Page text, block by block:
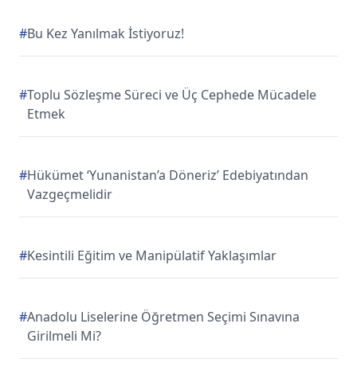
#Bu Kez Yanılmak İstiyoruz!
#Toplu Sözleşme Süreci ve Üç Cephede Mücadele
Etmek
#Hükümet ‘Yunanistan’a Döneriz’ Edebiyatından
Vazgeçmelidir
#Kesintili Eğitim ve Manipülatif Yaklaşımlar
#Anadolu Liselerine Öğretmen Seçimi Sınavına
Girilmeli Mi?